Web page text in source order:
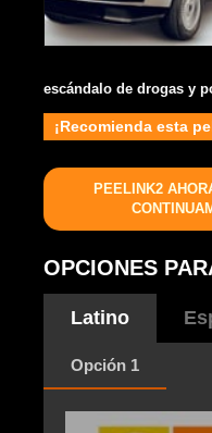
escándalo de drogas
¡Recomienda esta
PEELINK2
OPCIONES
Latino
Opción 1